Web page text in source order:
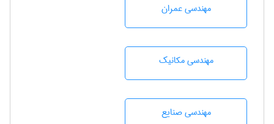
مهندسی عمران
مهندسی مکانیک
مهندسی صنايع